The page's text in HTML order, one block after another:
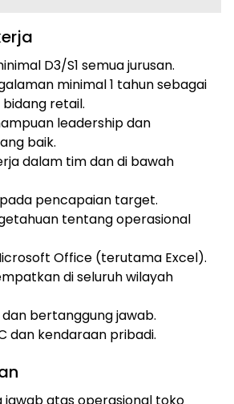
D3/S1 semua jurusan.
minimal 1 tahun sebagai
retail.
leadership dan
baik.
dalam tim dan di bawah
pencapaian target.
tentang operasional
Office (terutama Excel).
di seluruh wilayah
dan bertanggung jawab.
dan kendaraan pribadi.
jawab atas operasional toko